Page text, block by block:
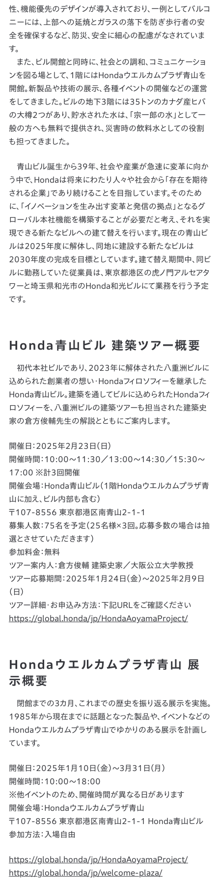
性、機能優先のデザインが導入されており、一例としてバルコ
ニーには、上部への延焼とガラスの落下を防ぎ歩行者の安
全を確保するなど、防災、安全に細心の配慮がなされていま
す。
また、ビル開館と同時に、社会との調和、コミュニケーショ
ンを図る場として、1階にはHondaウエルカムプラザ青山を
開館。新製品や技術の展示、各種イベントの開催などの運営
をしてきました。ビルの地下3階には35トンのカナダ産ヒバ
の大樽2つがあり、貯水された水は、「宗一郎の水」として一
般の方へも無料で提供され、災害時の飲料水としての役割
も担ってきました。
青山ビル誕生から39年、社会や産業が急速に変革に向か
う中で、Hondaは将来にわたり人々や社会から「存在を期待
される企業」であり続けることを目指しています。そのため
に、「イノベーションを生み出す変革と発信の拠点」となるグ
ローバル本社機能を構築することが必要だと考え、それを実
現できる新たなビルへの建て替えを行います。現在の青山ビ
ルは2025年度に解体し、同地に建設する新たなビルは
2030年度の完成を目標としています。建て替え期間中、同ビ
ルに勤務していた従業員は、東京都港区の虎ノ門アルセアタ
ワーと埼玉県和光市のHonda和光ビルにて業務を行う予定
です。
Honda青山ビル 建築ツアー概要
初代本社ビルであり、2023年に解体された八重洲ビルに
込められた創業者の想い・Hondaフィロソフィーを継承した
Honda青山ビル。建築を通してビルに込められたHondaフィ
ロソフィーを、八重洲ビルの建築ツアーも担当された建築史
家の倉方俊輔先生の解説とともにご案内します。
開催日：2025年2月23日（日）
開催時間：10:00〜11:30／13:00〜14:30／15:30〜
17:00 ※計3回開催
開催会場：Honda青山ビル（1階Hondaウエルカムプラザ青
山に加え、ビル内部も含む）
〒107-8556 東京都港区南青山2-1-1
募集人数：75名を予定（25名様×3回。応募多数の場合は抽
選とさせていただきます）
参加料金：無料
ツアー案内人：倉方俊輔 建築史家／大阪公立大学教授
ツアー応募期間：2025年1月24日（金）～2025年2月9日
（日）
ツアー詳細・お申込み方法：下記URLをご確認ください
https://global.honda/jp/HondaAoyamaProject/
Hondaウエルカムプラザ青山 展
示概要
閉館までの3カ月、これまでの歴史を振り返る展示を実施。
1985年から現在までに話題となった製品や、イベントなどの
Hondaウエルカムプラザ青山でゆかりのある展示を計画し
ています。
開催日：2025年1月10日（金）〜3月31日（月）
開催時間：10:00～18:00
※他イベントのため、開催時間が異なる日があります
開催会場：Hondaウエルカムプラザ青山
〒107-8556 東京都港区南青山2-1-1 Honda青山ビル
参加方法：入場自由
https://global.honda/jp/HondaAoyamaProject/
https://global.honda/jp/welcome-plaza/